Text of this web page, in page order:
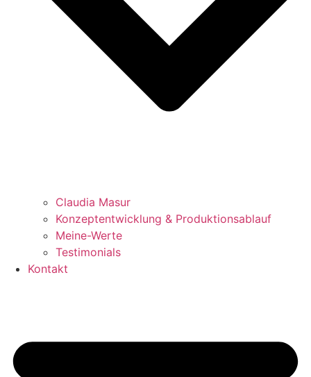
Claudia Masur
Konzeptentwicklung & Produktionsablauf
Meine-Werte
Testimonials
Kontakt